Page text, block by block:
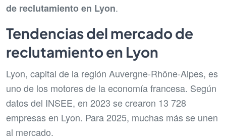
de reclutamiento en Lyon.
Tendencias del mercado de
reclutamiento en Lyon
Lyon, capital de la región Auvergne-Rhône-Alpes, es
uno de los motores de la economía francesa. Según
datos del INSEE, en 2023 se crearon 13 728
empresas en Lyon. Para 2025, muchas más se unen
al mercado.